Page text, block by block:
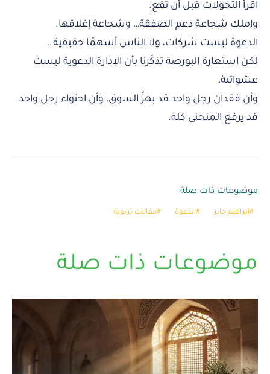
اقرأ التحولات قبل أن تقع.
واملك شجاعة دعم الصفقة… وشجاعة إغلاقها.
الدعوة ليست شركات، ولا الناس أسهمًا حقيقية…
لكن استعارة البورصة تذكّرنا بأن الإدارة الدعوية ليست
عشوائية،
وأن فقدان رجل واحد قد يهزّ السوق، وأن احتواء رجل واحد
قد يرفع المنحنى كله.
موضوعات ذات صلة
إبراهيم جابر الدعوة مقالات تربوية
موضوعات ذات صلة